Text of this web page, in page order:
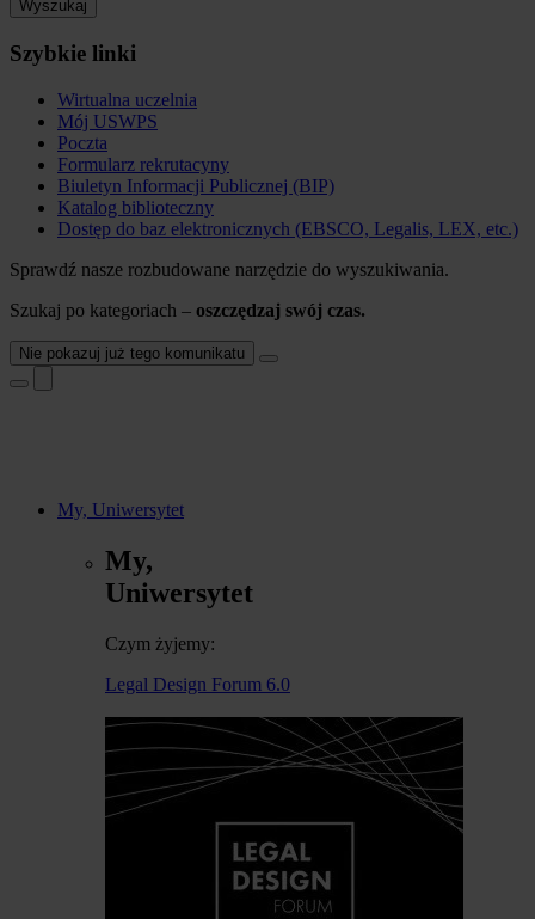
Wyszukaj
Szybkie linki
Wirtualna uczelnia
Mój USWPS
Poczta
Formularz rekrutacyny
Biuletyn Informacji Publicznej (BIP)
Katalog biblioteczny
Dostęp do baz elektronicznych (EBSCO, Legalis, LEX, etc.)
Sprawdź nasze rozbudowane narzędzie do wyszukiwania.
Szukaj po kategoriach – oszczędzaj swój czas.
Nie pokazuj już tego komunikatu
My, Uniwersytet
My,
Uniwersytet
Czym żyjemy:
Legal Design Forum 6.0